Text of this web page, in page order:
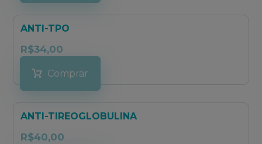
ANTI-TPO
R$34,00
Comprar
ANTI-TIREOGLOBULINA
R$40,00